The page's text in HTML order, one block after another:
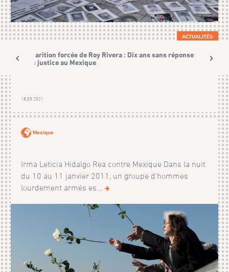
ACTUALITÉS
Disparition forcée de Roy Rivera : Dix ans sans réponses et
sans justice au Mexique
18.05.2021
Mexique
Irma Leticia Hidalgo Rea contre Mexique Dans la nuit
du 10 au 11 janvier 2011, un groupe d'hommes
lourdement armés es...